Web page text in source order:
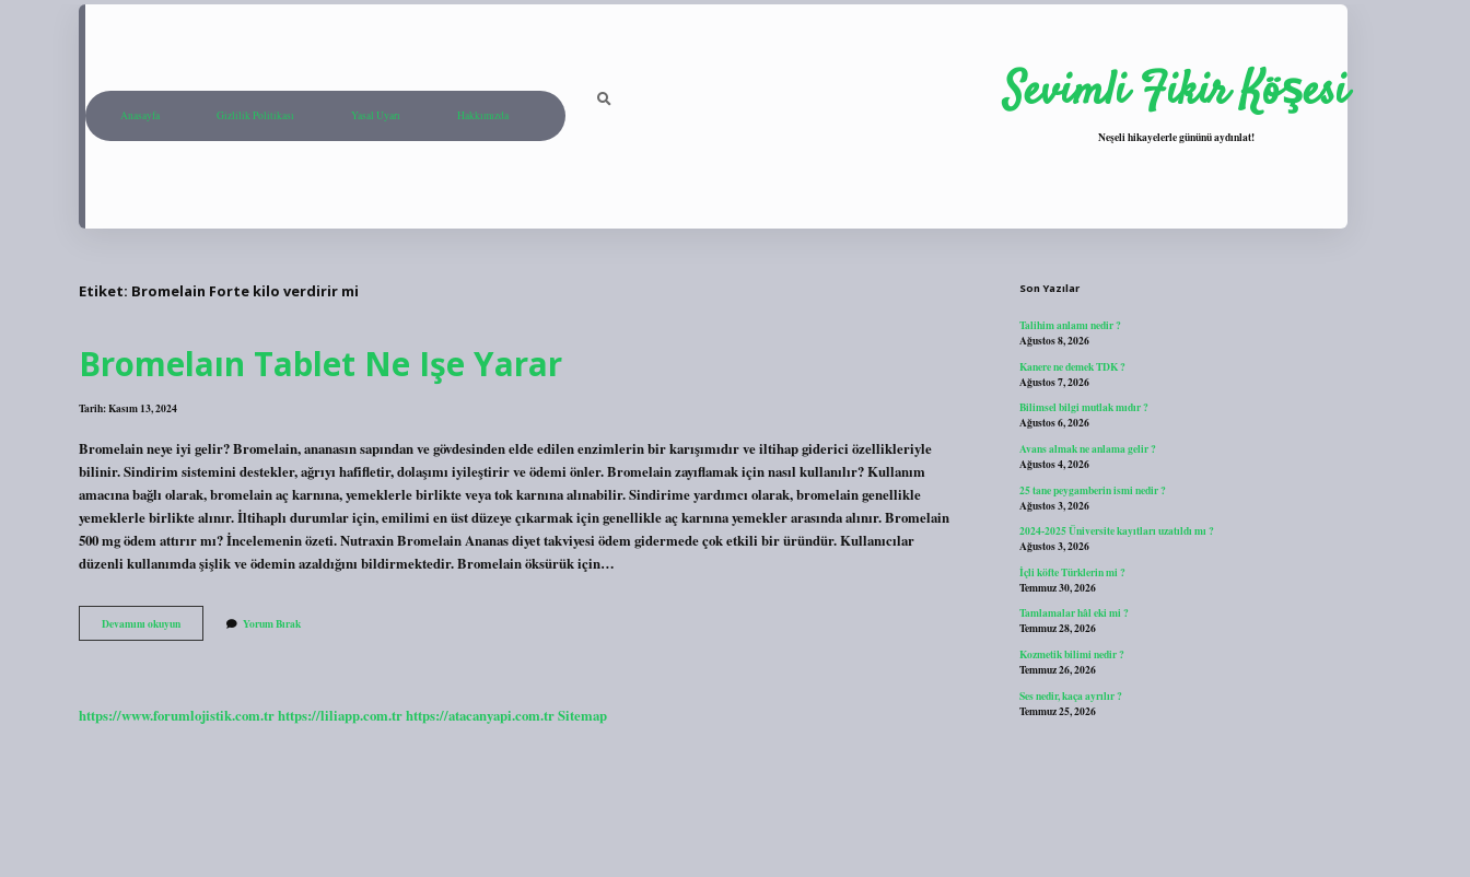
Anasayfa Gizlilik Politikası Yasal Uyarı Hakkımızda Sevimli Fikir Köşesi
Neşeli hikayelerle gününü aydınlat!
Etiket: Bromelain Forte kilo verdirir mi
Bromelaın Tablet Ne Işe Yarar
Tarih: Kasım 13, 2024
Bromelain neye iyi gelir? Bromelain, ananasın sapından ve gövdesinden elde edilen enzimlerin bir karışımıdır ve iltihap giderici özellikleriyle
bilinir. Sindirim sistemini destekler, ağrıyı hafifletir, dolaşımı iyileştirir ve ödemi önler. Bromelain zayıflamak için nasıl kullanılır? Kullanım
amacına bağlı olarak, bromelain aç karnına, yemeklerle birlikte veya tok karnına alınabilir. Sindirime yardımcı olarak, bromelain genellikle
yemeklerle birlikte alınır. İltihaplı durumlar için, emilimi en üst düzeye çıkarmak için genellikle aç karnına yemekler arasında alınır. Bromelain
500 mg ödem attırır mı? İncelemenin özeti. Nutraxin Bromelain Ananas diyet takviyesi ödem gidermede çok etkili bir üründür. Kullanıcılar
düzenli kullanımda şişlik ve ödemin azaldığını bildirmektedir. Bromelain öksürük için…
Devamını okuyunBromelaın
Tablet
Yorum Bırak
https://www.forumlojistik.com.trhttps://liliapp.com.trhttps://atacanyapi.com.trSitemap
Son Yazılar
Talihim anlamı nedir ?
Ağustos 8, 2026
Kanere ne demek TDK ?
Ağustos 7, 2026
Bilimsel bilgi mutlak mıdır ?
Ağustos 6, 2026
Avans almak ne anlama gelir ?
Ağustos 4, 2026
25 tane peygamberin ismi nedir ?
Ağustos 3, 2026
2024-2025 Üniversite kayıtları uzatıldı mı ?
Ağustos 3, 2026
İçli köfte Türklerin mi ?
Temmuz 30, 2026
Tamlamalar hâl eki mi ?
Temmuz 28, 2026
Kozmetik bilimi nedir ?
Temmuz 26, 2026
Ses nedir, kaça ayrılır ?
Temmuz 25, 2026